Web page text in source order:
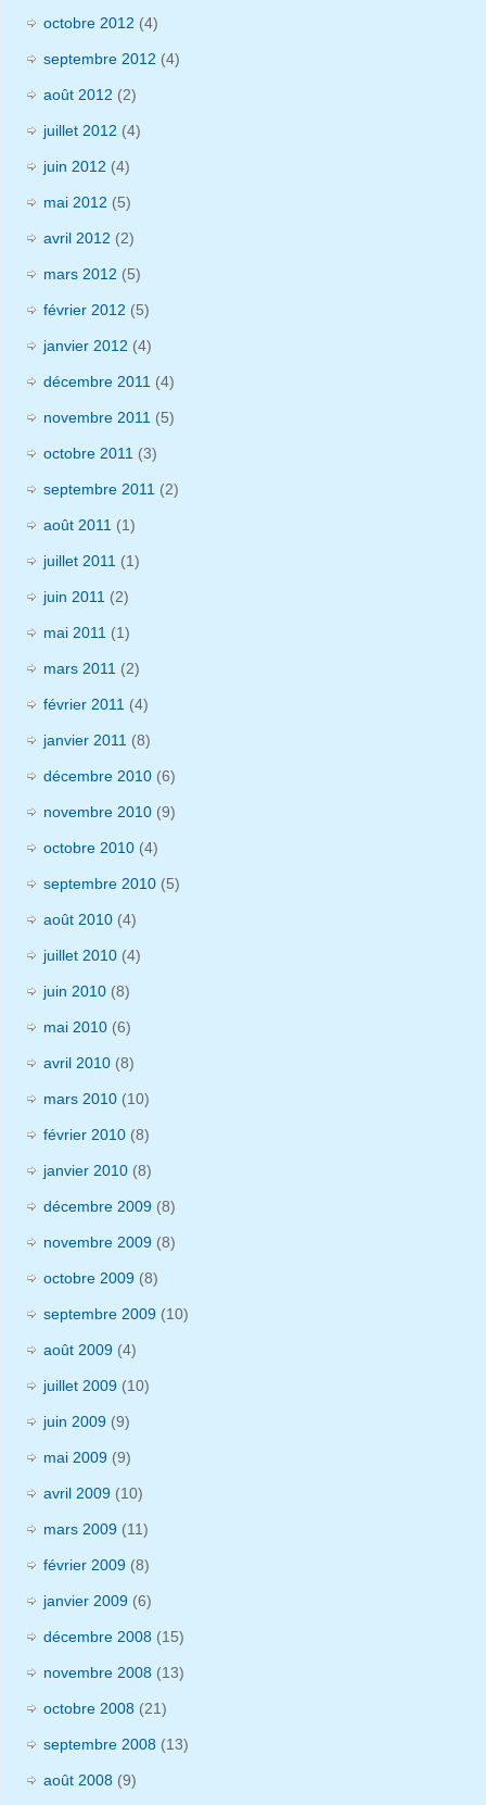
octobre 2012 (4)
septembre 2012 (4)
août 2012 (2)
juillet 2012 (4)
juin 2012 (4)
mai 2012 (5)
avril 2012 (2)
mars 2012 (5)
février 2012 (5)
janvier 2012 (4)
décembre 2011 (4)
novembre 2011 (5)
octobre 2011 (3)
septembre 2011 (2)
août 2011 (1)
juillet 2011 (1)
juin 2011 (2)
mai 2011 (1)
mars 2011 (2)
février 2011 (4)
janvier 2011 (8)
décembre 2010 (6)
novembre 2010 (9)
octobre 2010 (4)
septembre 2010 (5)
août 2010 (4)
juillet 2010 (4)
juin 2010 (8)
mai 2010 (6)
avril 2010 (8)
mars 2010 (10)
février 2010 (8)
janvier 2010 (8)
décembre 2009 (8)
novembre 2009 (8)
octobre 2009 (8)
septembre 2009 (10)
août 2009 (4)
juillet 2009 (10)
juin 2009 (9)
mai 2009 (9)
avril 2009 (10)
mars 2009 (11)
février 2009 (8)
janvier 2009 (6)
décembre 2008 (15)
novembre 2008 (13)
octobre 2008 (21)
septembre 2008 (13)
août 2008 (9)